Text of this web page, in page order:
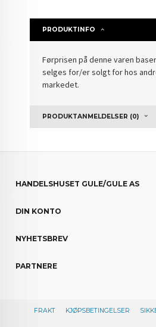
PRODUKTINFO
Førprisen på denne varen
selges for/er solgt for hos
markedet.
PRODUKTANMELDELSER (0)
HANDELSHUSET GULE/GULE AS
DIN KONTO
NYHETSBREV
PARTNERE
FRAKT KJØPSBETINGELSER